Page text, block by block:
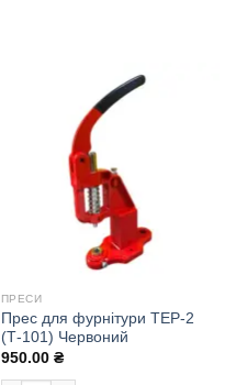
ПРЕСИ
Прес для фурнітури ТЕР-2
(Т-101) Червоний
950.00 ₴